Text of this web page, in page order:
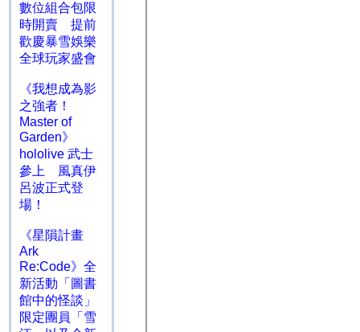
數位組合包限
時開賣 提前
歡慶暴雪娛樂
全球玩家盛會
《我想成為影
之強者！
Master of
Garden》
hololive 武士
參上 風真伊
呂波正式登
場！
《星隕計畫
Ark
Re:Code》全
新活動「圖書
館中的怪談」
限定團員「雪